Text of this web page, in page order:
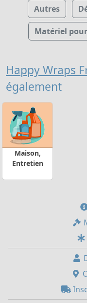
Autres
Matériel
Happy Wraps
également
Maison,
Entretien